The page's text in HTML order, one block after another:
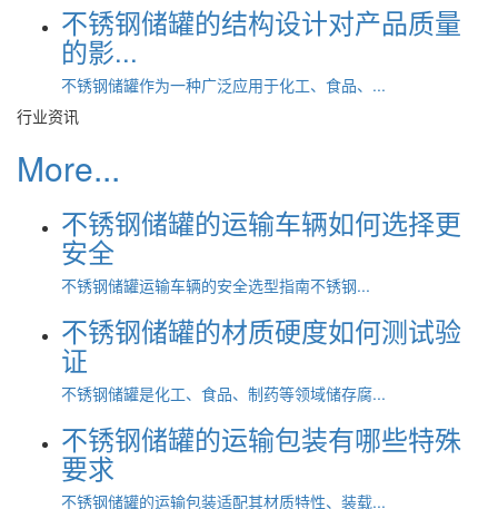
不锈钢储罐的结构设计对产品质量
的影...
不锈钢储罐作为一种广泛应用于化工、食品、...
行业资讯
More...
不锈钢储罐的运输车辆如何选择更
安全
不锈钢储罐运输车辆的安全选型指南不锈钢...
不锈钢储罐的材质硬度如何测试验
证
不锈钢储罐是化工、食品、制药等领域储存腐...
不锈钢储罐的运输包装有哪些特殊
要求
不锈钢储罐的运输包装适配其材质特性、装载...